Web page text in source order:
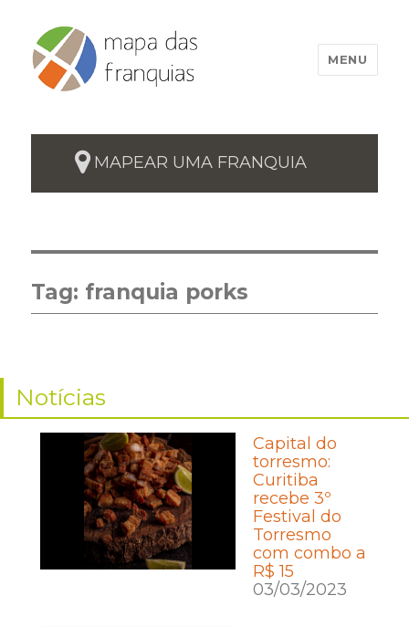
MENU
MAPEAR UMA FRANQUIA
Tag: franquia porks
Notícias
Capital do
torresmo:
Curitiba
recebe 3º
Festival do
Torresmo
com combo a
R$ 15
03/03/2023